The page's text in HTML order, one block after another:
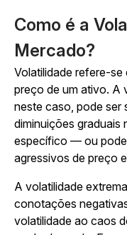
Como é a
Mercado?
Volatilidade refere-se
preço de um ativo. A
neste caso, pode
diminuições graduais
específico — ou
agressivos de preço
A volatilidade
conotações
volatilidade ao caos